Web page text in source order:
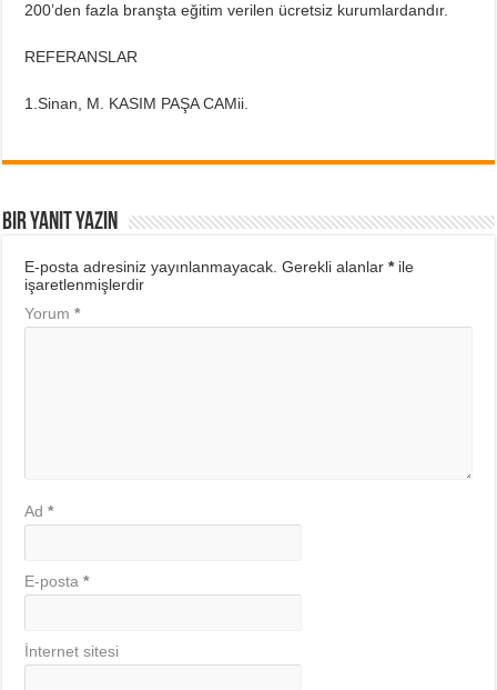
200’den fazla branşta eğitim verilen ücretsiz kurumlardandır.
REFERANSLAR
1.Sinan, M. KASIM PAŞA CAMii.
Bir yanıt yazın
E-posta adresiniz yayınlanmayacak. Gerekli alanlar*ile
işaretlenmişlerdir
Yorum*
Ad*
E-posta*
İnternet sitesi